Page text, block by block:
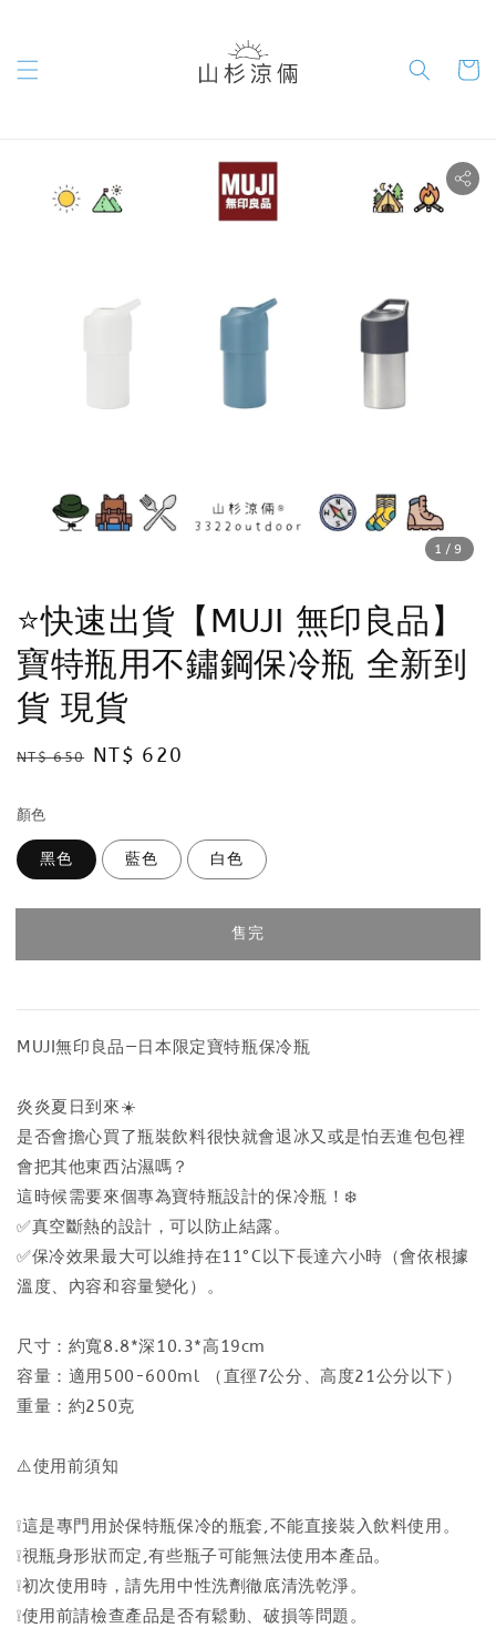
1 /9
⭐️快速出貨【MUJI 無印良品】
寶特瓶用不鏽鋼保冷瓶 全新到
貨 現貨
Regular
NT$ 650 Sale
NT$ 620
顏色
黑色 藍色 白色
售完
MUJI無印良品—日本限定寶特瓶保冷瓶
炎炎夏日到來☀️
是否會擔心買了瓶裝飲料很快就會退冰又或是怕丟進包包裡
會把其他東西沾濕嗎？
這時候需要來個專為寶特瓶設計的保冷瓶！❄️
✅真空斷熱的設計，可以防止結露。
✅保冷效果最大可以維持在11°C以下長達六小時（會依根據
溫度、內容和容量變化）。
尺寸：約寬8.8*深10.3*高19cm
容量：適用500-600ml （直徑7公分、高度21公分以下）
重量：約250克
⚠️使用前須知
❕這是專門用於保特瓶保冷的瓶套,不能直接裝入飲料使用。
❕視瓶身形狀而定,有些瓶子可能無法使用本產品。
❕初次使用時，請先用中性洗劑徹底清洗乾淨。
❕使用前請檢查產品是否有鬆動、破損等問題。